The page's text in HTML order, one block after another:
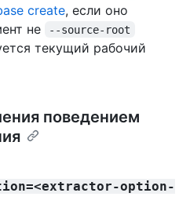
create, если оно
не
--source-root
текущий рабочий
поведением
option-